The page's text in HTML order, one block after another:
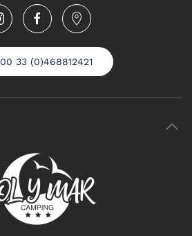
00 33 (0)468812421